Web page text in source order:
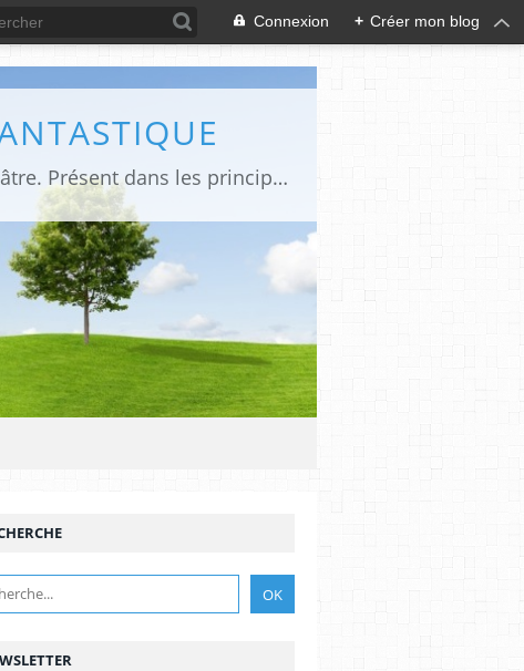
Connexion + Créer mon blog
Site sur toute la culture des genres de l'imaginaire: BD, Cinéma, Livre, Jeux, Théâtre. Présent dans les principaux festivals de film fantastique e de science-fiction, salons et conventions.
,ZOMBIE,STÉPHANE DUBOIS,ALBUM ,ALBUM BD